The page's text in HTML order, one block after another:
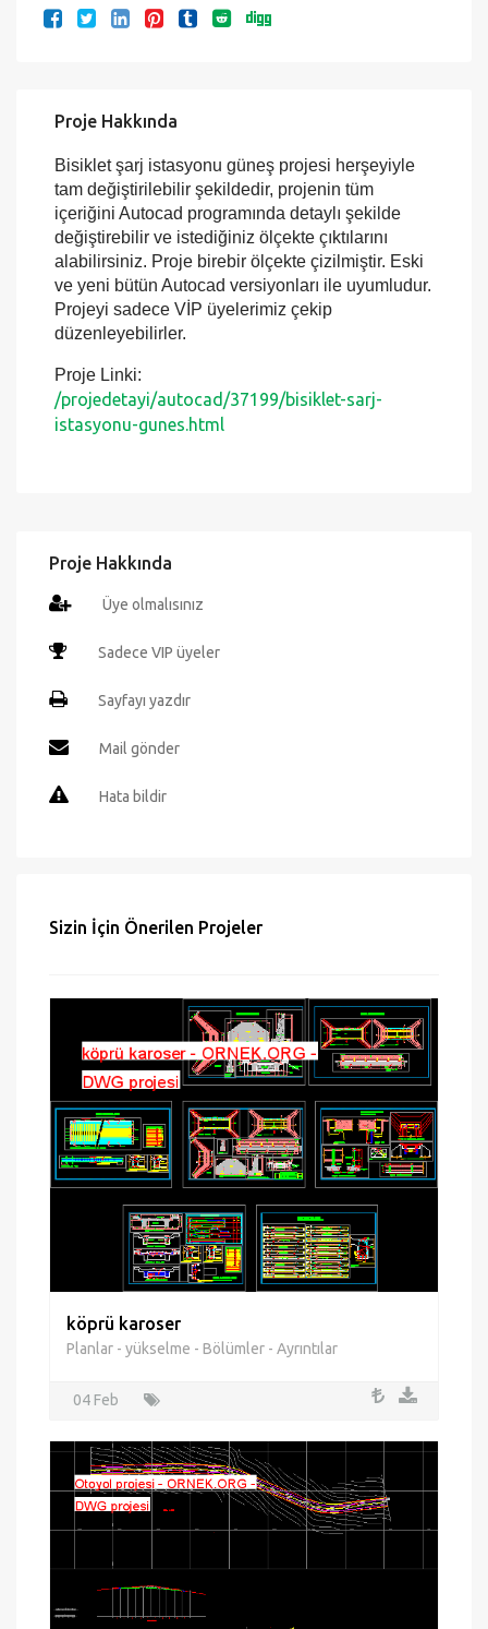
Proje Hakkında
Bisiklet şarj istasyonu güneş projesi herşeyiyle
tam değiştirilebilir şekildedir, projenin tüm
içeriğini Autocad programında detaylı şekilde
değiştirebilir ve istediğiniz ölçekte çıktılarını
alabilirsiniz. Proje birebir ölçekte çizilmiştir. Eski
ve yeni bütün Autocad versiyonları ile uyumludur.
Projeyi sadece VİP üyelerimiz çekip
düzenleyebilirler.
Proje Linki:
/projedetayi/autocad/37199/bisiklet-sarj-
istasyonu-gunes.html
Proje Hakkında
Üye olmalısınız
Sadece VIP üyeler
Sayfayı yazdır
Mail gönder
Hata bildir
Sizin İçin Önerilen Projeler
köprü karoser
Planlar - yükselme - Bölümler - Ayrıntılar
04 Feb